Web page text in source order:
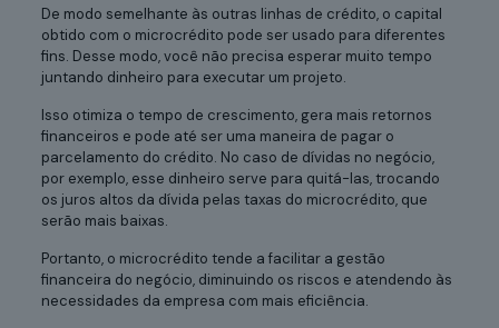
De modo semelhante às outras linhas de crédito, o capital
obtido com o microcrédito pode ser usado para diferentes
fins. Desse modo, você não precisa esperar muito tempo
juntando dinheiro para executar um projeto.
Isso otimiza o tempo de crescimento, gera mais retornos
financeiros e pode até ser uma maneira de pagar o
parcelamento do crédito. No caso de dívidas no negócio,
por exemplo, esse dinheiro serve para quitá-las, trocando
os juros altos da dívida pelas taxas do microcrédito, que
serão mais baixas.
Portanto, o microcrédito tende a facilitar a gestão
financeira do negócio, diminuindo os riscos e atendendo às
necessidades da empresa com mais eficiência.